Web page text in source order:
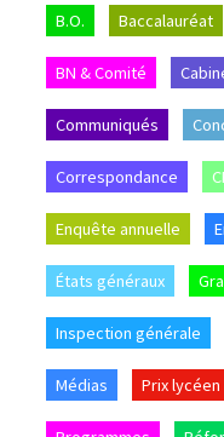
B.O. Baccalauréat
BN & Comité
Communiqués
Correspondance
Enquête annuelle
États généraux
Inspection générale
Médias Prix